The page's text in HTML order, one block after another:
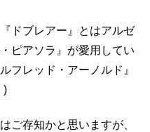
ドブレアー』とはアルゼ
ピアソラ』が愛用してい
フレッド・アーノルド』
)
ご存知かと思いますが、